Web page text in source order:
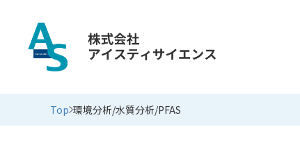
Top 環境分析/水質分析/PFAS
環境分析/水質分析/PFAS